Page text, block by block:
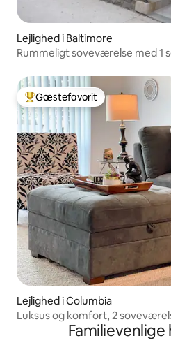
Lejlighed i Baltimore
Rummeligt soveværelse med 1
Bedste gæstefavorit
Gæstefavorit
Lejlighed i Columbia
Luksus og komfort, 2
Columbia, bymidteFamilievenlige